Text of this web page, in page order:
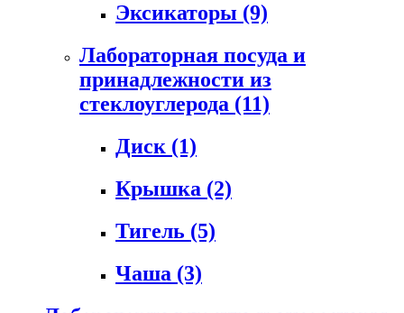
Эксикаторы (9)
Лабораторная посуда и
принадлежности из
стеклоуглерода (11)
Диск (1)
Крышка (2)
Тигель (5)
Чаша (3)